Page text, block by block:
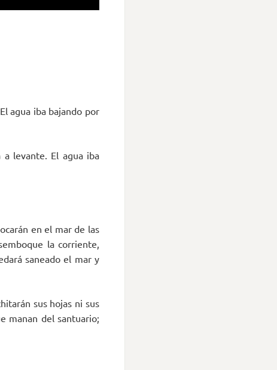
agua iba bajando por
levante. El agua iba
en el mar de las
la corriente,
saneado el mar y
sus hojas ni sus
manan del santuario;